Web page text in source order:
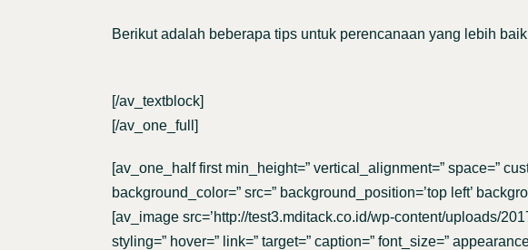
Berikut adalah beberapa tips untuk perencanaan yang lebih baik
[/av_textblock]
[/av_one_full]
[av_one_half first min_height=” vertical_alignment=” space=”
background_color=” src=” background_position=’top left’
[av_image src=’http://test3.mditack.co.id/wp-content/uploads/
styling=” hover=” link=” target=” caption=” font_size=”